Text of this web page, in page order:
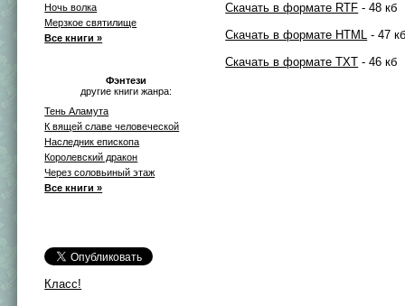
Ночь волка
Мерзкое святилище
Все книги »
Фэнтези
другие книги жанра:
Тень Аламута
К вящей славе человеческой
Наследник епископа
Королевский дракон
Через соловьиный этаж
Все книги »
Класс!
Скачать в формате RTF - 48 кб
Скачать в формате HTML - 47
Скачать в формате TXT - 46 кб